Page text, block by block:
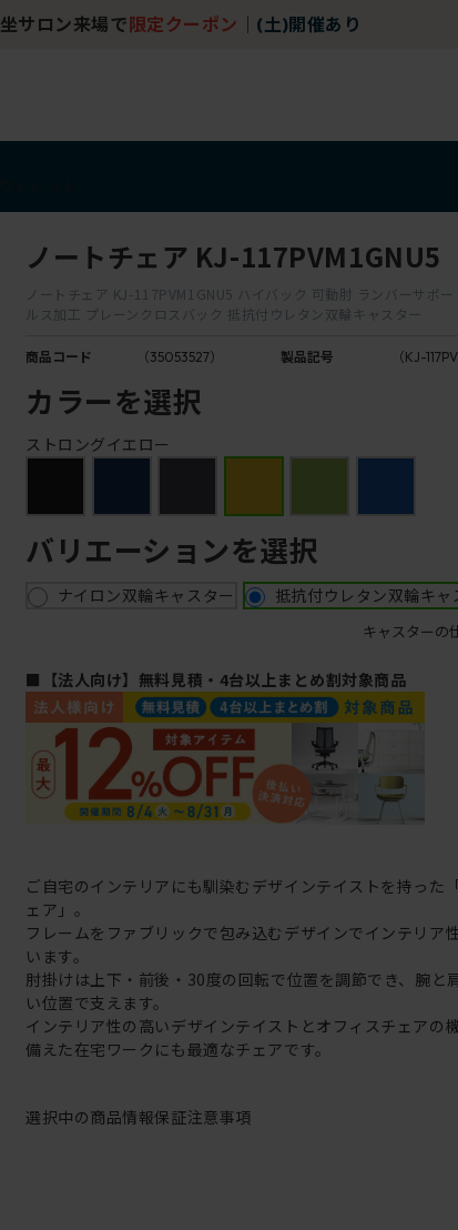
坐サロン来場で 限定クーポン (土)開催あり
ノートチェア KJ-117PVM1GNU5
ノートチェア KJ-117PVM1GNU5 ハイバック 可動肘 ランバーサポー
ルス加工 プレーンクロスバック 抵抗付ウレタン双輪キャスター
商品コード （35053527） 製品記号 （KJ-
カラーを選択
ストロングイエロー
バリエーションを選択
ナイロン双輪キャスター 抵抗付ウレタン双輪キャ
キャスターの
■【法人向け】無料見積・4台以上まとめ割対象商品
ご自宅のインテリアにも馴染むデザインテイストを持った
ェア」。
フレームをファブリックで包み込むデザインでインテリア
います。
肘掛けは上下・前後・30度の回転で位置を調節でき、腕と
い位置で支えます。
インテリア性の高いデザインテイストとオフィスチェアの
備えた在宅ワークにも最適なチェアです。
選択中の商品情報保証注意事項